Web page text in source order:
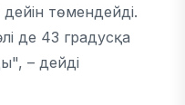
төмендейді.
де 43 градусқа
– дейді